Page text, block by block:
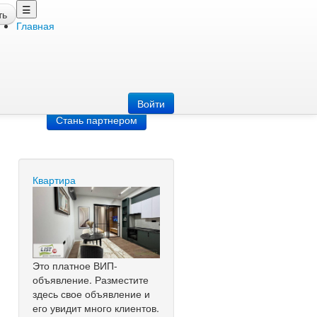
☰
Главная
Войти
Стань партнером
Квартира
Это платное ВИП-
объявление. Разместите
здесь свое объявление и
его увидит много клиентов.